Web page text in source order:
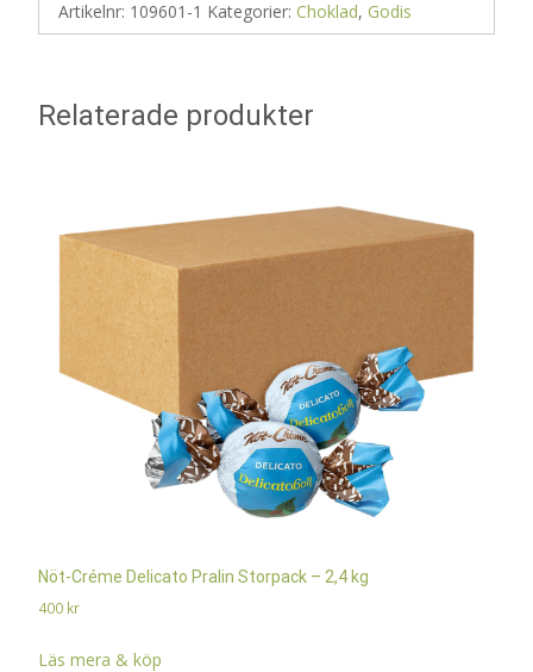
Artikelnr: 109601-1 Kategorier: Choklad, Godis
Relaterade produkter
Nöt-Créme Delicato Pralin Storpack – 2,4 kg
400 kr
Läs mera & köp